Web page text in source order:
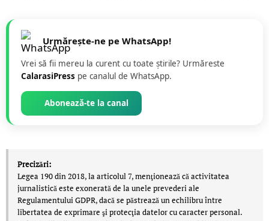
Urmărește-ne pe WhatsApp!
Vrei să fii mereu la curent cu toate știrile? Urmăreste
CalarasiPress pe canalul de WhatsApp.
Abonează-te la canal
Precizări:
Legea 190 din 2018, la articolul 7, menţionează că activitatea
jurnalistică este exonerată de la unele prevederi ale
Regulamentului GDPR, dacă se păstrează un echilibru între
libertatea de exprimare şi protecţia datelor cu caracter personal.